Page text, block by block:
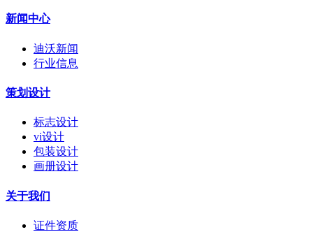
新闻中心
迪沃新闻
行业信息
策划设计
标志设计
vi设计
包装设计
画册设计
关于我们
证件资质